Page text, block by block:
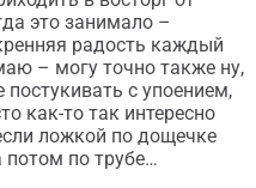
это занимало –
радость каждый
– могу точно также ну,
с упоением,
как-то так интересно
ложкой по дощечке
потом по трубе…